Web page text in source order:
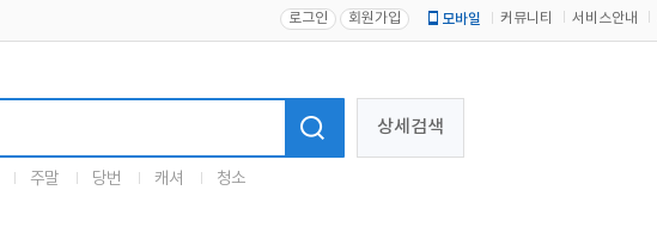
로그인 회원가입 모바일 커뮤니티 서비스안내
상세검색
주말 당번 캐셔 청소